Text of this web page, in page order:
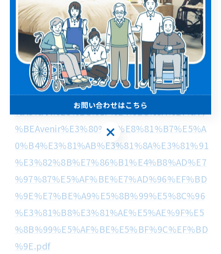
https://www.mhlw.go.jp/stf/seisakunitsuite/b
unya/0000116133_00001.html
・株式会社Avenir「職場における熱中症対策
～義務化への実務対応～」
https://www.avenir-executive.co.jp/wp/wp-
content/uploads/2026/06/%E3%80%90%E6
%A0%AA%E5%BC%8F%E4%BC%9A%E7%A4
%BEAvenir%E3%80%91%E8%81%B7%E5%A
0%B4%E3%81%AB%E3%81%8A%E3%81%91
%E3%82%8B%E7%86%B1%E4%B8%AD%E7
%97%87%E5%AF%BE%E7%AD%96%EF%BD
%9E%E7%BE%A9%E5%8B%99%E5%8C%96
%E3%81%B8%E3%81%AE%E5%AE%9F%E5
%8B%99%E5%AF%BE%E5%BF%9C%EF%BD
%9E.pdf
お問い合わせはこちら
お問い合わせはこちら